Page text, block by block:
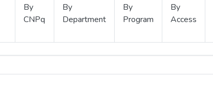
By
CNPq
By
Department
By
Program
By
Access